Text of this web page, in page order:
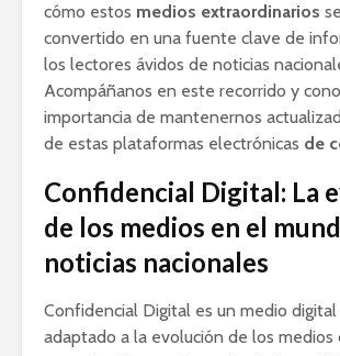
cómo estos medios extraordinarios
convertido en una fuente clave de
los lectores ávidos de noticias
Acompáñanos en este recorrido y
importancia de mantenernos
de estas plataformas electrónicas de
Confidencial Digital: La
de los medios en el
noticias nacionales
Confidencial Digital es un medio digital
adaptado a la evolución de los medios